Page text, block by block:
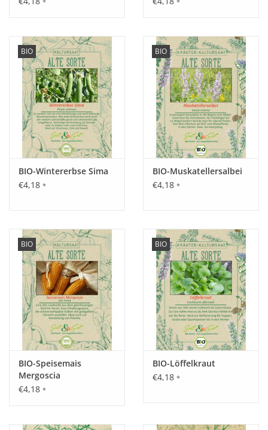
Aussaat:
Direkt im Freiland von Februar - März.
Keimung:
Optimale Keimung bei 20°C, nach ungefähr 7 - 10 Tagen.
Keimt aber auch ab einer Temperatur von 6°C.
Standort:
Sonnig, warme Lage, aber hat kein Problem mit kälteren
Tagen.
Ernte / Blüte:
Oktober - November.
Verwendung:
BIO
BIO-Wintererbse Sima
€4,18 *
BIO
BIO-Muskatellersalbei
€4,18 *
BIO
BIO-Speisemais
Mergoscia
€4,18 *
BIO
BIO-Löffelkraut
€4,18 *